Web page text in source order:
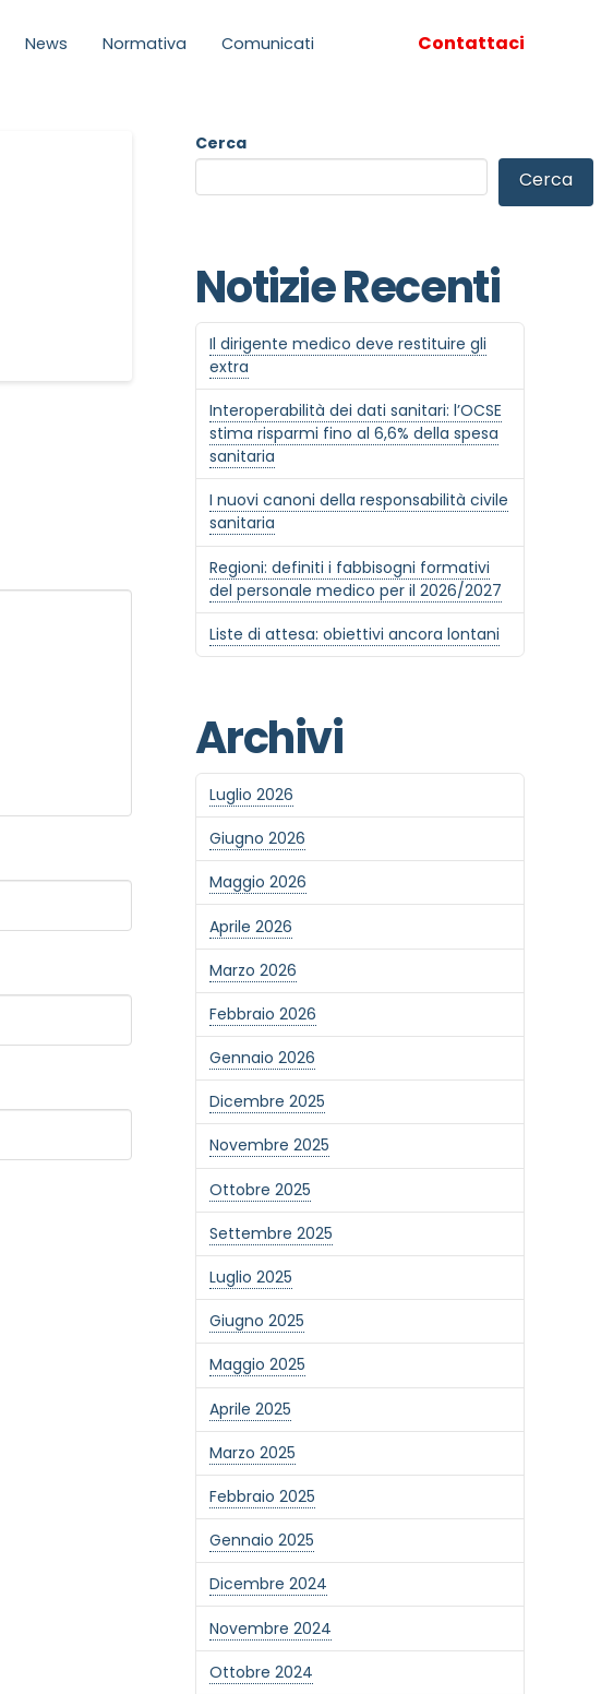
News Normativa Comunicati Contattaci
Cerca
Cerca
Notizie Recenti
Il dirigente medico deve restituire gli
extra
Interoperabilità dei dati sanitari: l’OCSE
stima risparmi fino al 6,6% della spesa
sanitaria
I nuovi canoni della responsabilità civile
sanitaria
Regioni: definiti i fabbisogni formativi
del personale medico per il 2026/2027
Liste di attesa: obiettivi ancora lontani
Archivi
Luglio 2026
Giugno 2026
Maggio 2026
Aprile 2026
Marzo 2026
Febbraio 2026
Gennaio 2026
Dicembre 2025
Novembre 2025
Ottobre 2025
Settembre 2025
Luglio 2025
Giugno 2025
Maggio 2025
Aprile 2025
Marzo 2025
Febbraio 2025
Gennaio 2025
Dicembre 2024
Novembre 2024
Ottobre 2024